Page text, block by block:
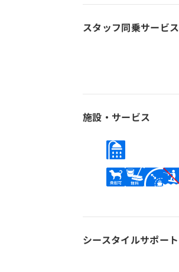
スタッフ同乗サービス
施設・サービス
シースタイルサポート